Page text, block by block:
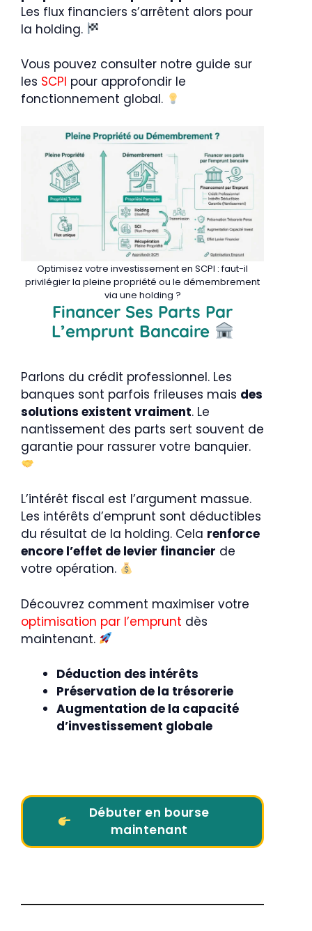
Les flux financiers s’arrêtent alors pour
la holding.
Vous pouvez consulter notre guide sur
les SCPI pour approfondir le
fonctionnement global.
Optimisez votre investissement en SCPI : faut-il
privilégier la pleine propriété ou le démembrement
via une holding ?
Financer Ses Parts Par
L’emprunt Bancaire
Parlons du crédit professionnel. Les
banques sont parfois frileuses mais des
solutions existent vraiment. Le
nantissement des parts sert souvent de
garantie pour rassurer votre banquier.
L’intérêt fiscal est l’argument massue.
Les intérêts d’emprunt sont déductibles
du résultat de la holding. Cela renforce
encore l’effet de levier financier de
votre opération.
Découvrez comment maximiser votre
optimisation par l’emprunt dès
maintenant.
Déduction des intérêts
Préservation de la trésorerie
Augmentation de la capacité
d’investissement globale
Débuter en bourse
maintenant